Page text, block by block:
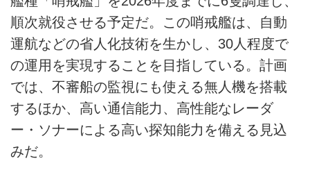
順次就役させる予定だ。この哨戒艦は、自動
運航などの省人化技術を生かし、30人程度で
の運用を実現することを目指している。計画
では、不審船の監視にも使える無人機を搭載
するほか、高い通信能力、高性能なレーダ
ー・ソナーによる高い探知能力を備える見込
みだ。